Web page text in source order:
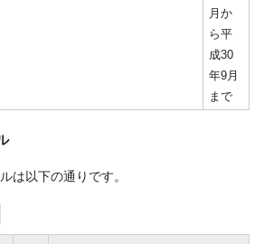
月か
ら平
成30
年9月
まで
は以下の通りです。